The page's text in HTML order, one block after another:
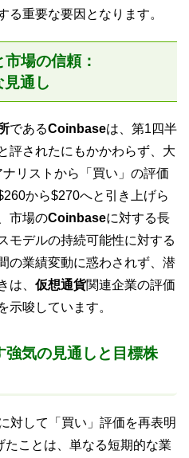
る重要な要因となります。
場の信頼：
通し
であるCoinbaseは、第1四半
評されたにもかかわらず、大
ナリストから「買い」の評価
から$270へと引き上げら
市場のCoinbaseに対する長
モデルの持続可能性に対する
の業績変動に惑わされず、潜
は、 仮想通貨関連企業の評価
示唆しています。
気の見通しと目標株
対して「買い」評価を再表明
たことは、単なる短期的な業